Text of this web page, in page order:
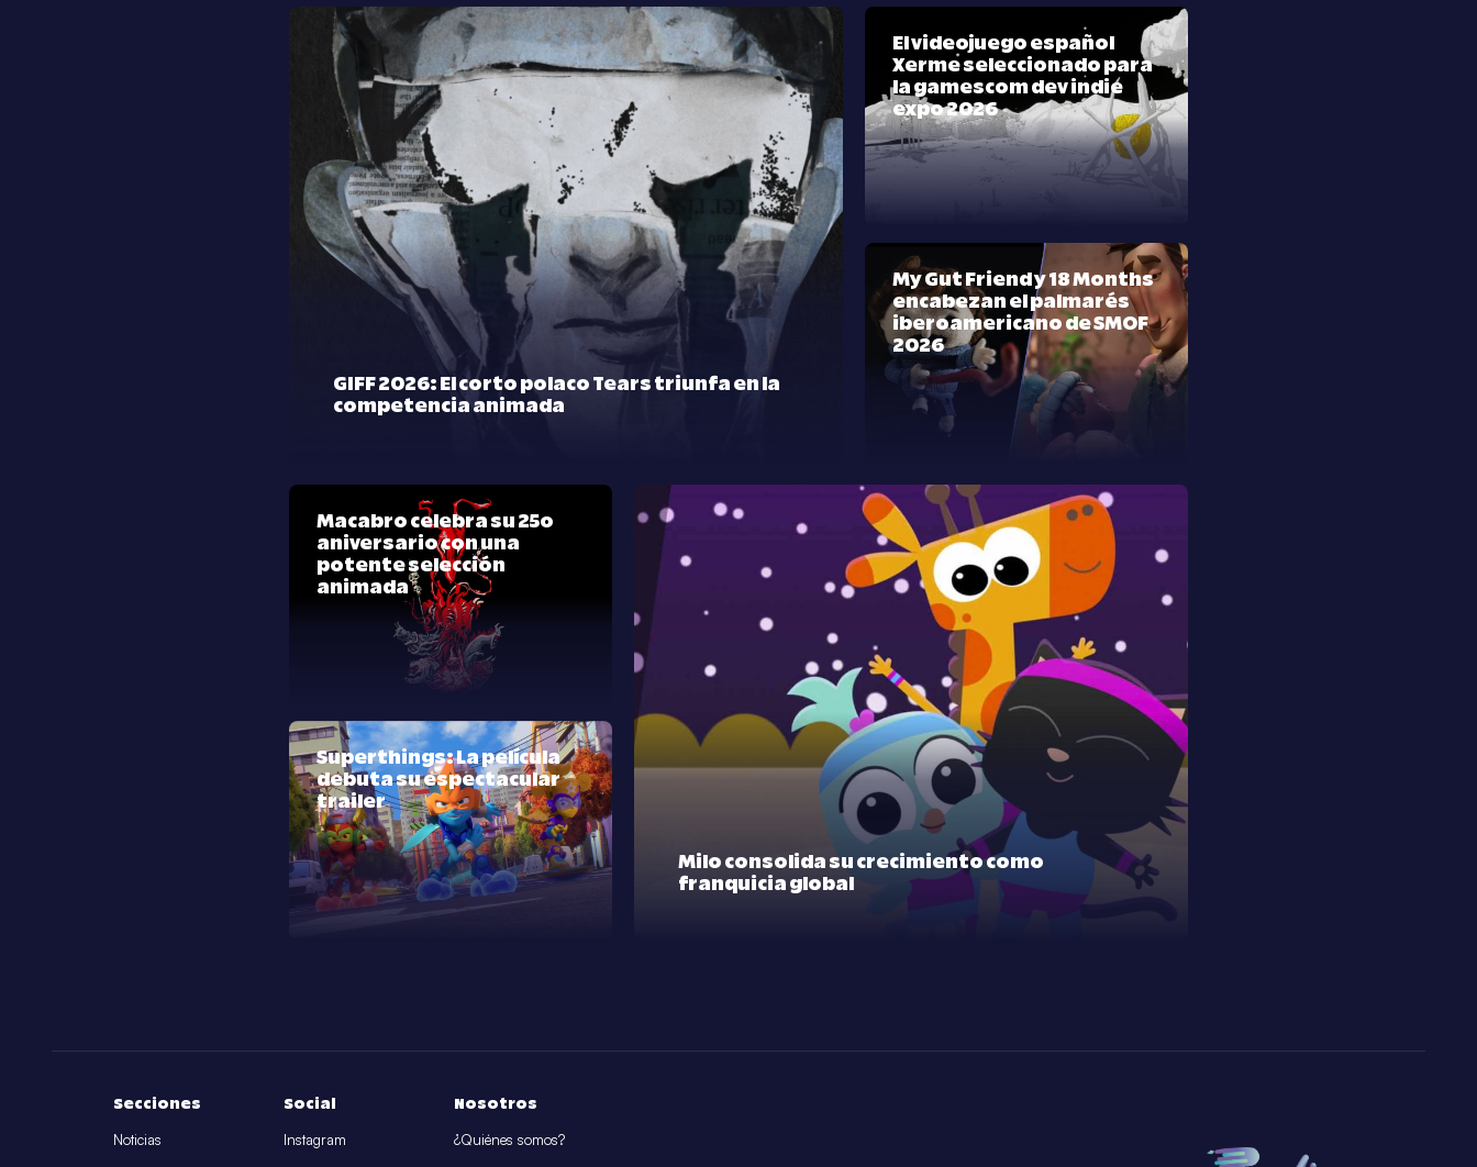
GIFF 2026: El corto polaco Tears triunfa en la
competencia animada
El videojuego español
Xerme seleccionado para
la gamescom dev indie
expo 2026
My Gut Friend y 18 Months
encabezan el palmarés
iberoamericano de SMOF
2026
Macabro celebra su 25º
aniversario con una
potente selección
animada
Milo consolida su crecimiento como
franquicia global
Superthings: La película
debuta su espectacular
trailer
Secciones
Noticias
Social
Instagram
Nosotros
¿Quiénes somos?